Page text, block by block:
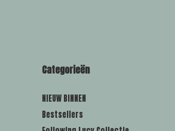
Categorieën
NIEUW BINNEN
Bestsellers